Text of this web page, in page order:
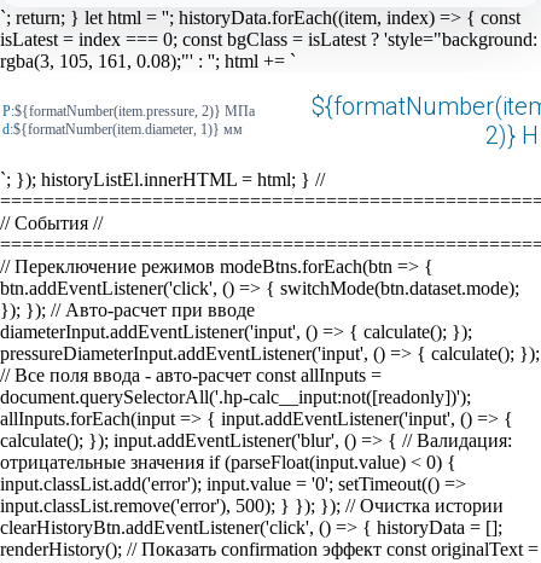
`; return; } let html = ''; historyData.forEach((item, index) => { const
isLatest = index === 0; const bgClass = isLatest ? 'style="background:
rgba(3, 105, 161, 0.08);"' : ''; html += `
P:${formatNumber(item.pressure, 2)} МПа
d:${formatNumber(item.diameter, 1)} мм
2)} Н
`; }); historyListEl.innerHTML = html; } //
// События //
// Переключение режимов modeBtns.forEach(btn => {
btn.addEventListener('click', () => { switchMode(btn.dataset.mode);
}); }); // Авто-расчет при вводе
diameterInput.addEventListener('input', () => { calculate(); });
pressureDiameterInput.addEventListener('input', () => { calculate(); });
// Все поля ввода - авто-расчет const allInputs =
document.querySelectorAll('.hp-calc__input:not([readonly])');
allInputs.forEach(input => { input.addEventListener('input', () => {
calculate(); }); input.addEventListener('blur', () => { // Валидация:
отрицательные значения if (parseFloat(input.value) < 0) {
input.classList.add('error'); input.value = '0'; setTimeout(() =>
input.classList.remove('error'), 500); } }); }); // Очистка истории
clearHistoryBtn.addEventListener('click', () => { historyData = [];
renderHistory(); // Показать confirmation эффект const originalText =